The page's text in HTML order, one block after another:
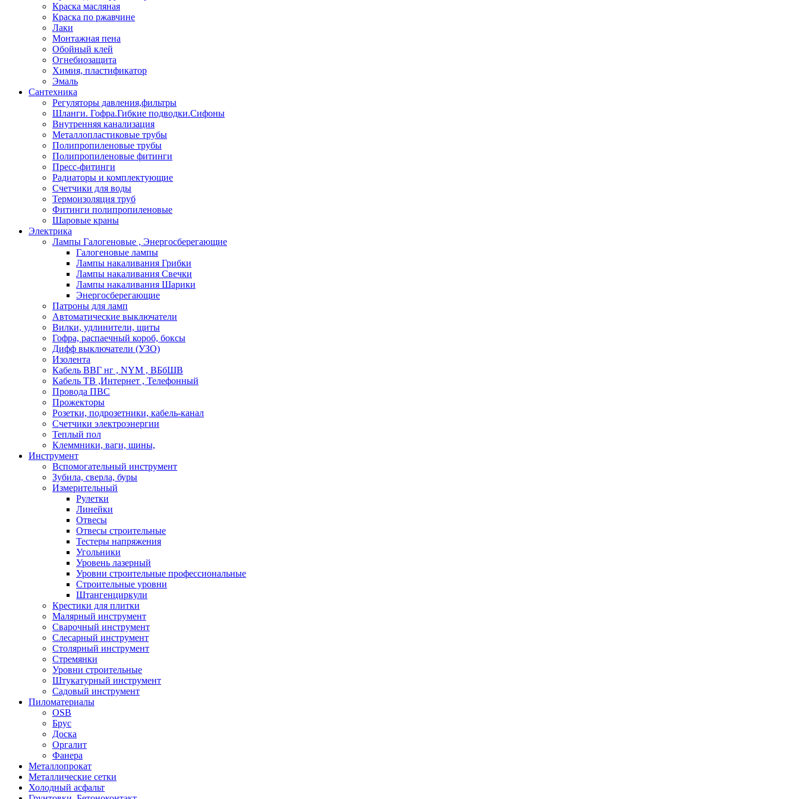
Краска масляная
Краска по ржавчине
Лаки
Монтажная пена
Обойный клей
Огнебиозащита
Химия, пластификатор
Эмаль
Сантехника
Регуляторы давления,фильтры
Шланги. Гофра.Гибкие подводки.Сифоны
Внутренняя канализация
Металлопластиковые трубы
Полипропиленовые трубы
Полипропиленовые фитинги
Пресс-фитинги
Радиаторы и комплектующие
Счетчики для воды
Термоизоляция труб
Фитинги полипропиленовые
Шаровые краны
Электрика
Лампы Галогеновые , Энергосберегающие
Галогеновые лампы
Лампы накаливания Грибки
Лампы накаливания Свечки
Лампы накаливания Шарики
Энергосберегающие
Патроны для ламп
Автоматические выключатели
Вилки, удлинители, щиты
Гофра, распаечный короб, боксы
Дифф выключатели (УЗО)
Изолента
Кабель ВВГ нг , NYM , ВБбШВ
Кабель ТВ ,Интернет , Телефонный
Провода ПВС
Прожекторы
Розетки, подрозетники, кабель-канал
Счетчики электроэнергии
Теплый пол
Клеммники, ваги, шины,
Инструмент
Вспомогательный инструмент
Зубила, сверла, буры
Измерительный
Рулетки
Линейки
Отвесы
Отвесы строительные
Тестеры напряжения
Угольники
Уровень лазерный
Уровни строительные профессиональные
Строительные уровни
Штангенциркули
Крестики для плитки
Малярный инструмент
Сварочный инструмент
Слесарный инструмент
Столярный инструмент
Стремянки
Уровни строительные
Штукатурный инструмент
Садовый инструмент
Пиломатериалы
OSB
Брус
Доска
Оргалит
Фанера
Металлопрокат
Металлические сетки
Холодный асфальт